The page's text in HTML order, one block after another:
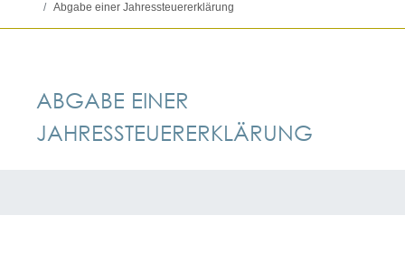
Abgabe einer Jahressteuererklärung
ABGABE EINER
JAHRESSTEUERERKLÄRUNG